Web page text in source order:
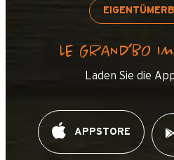
LE GRAND’BO
Laden Sie die
APPSTORE